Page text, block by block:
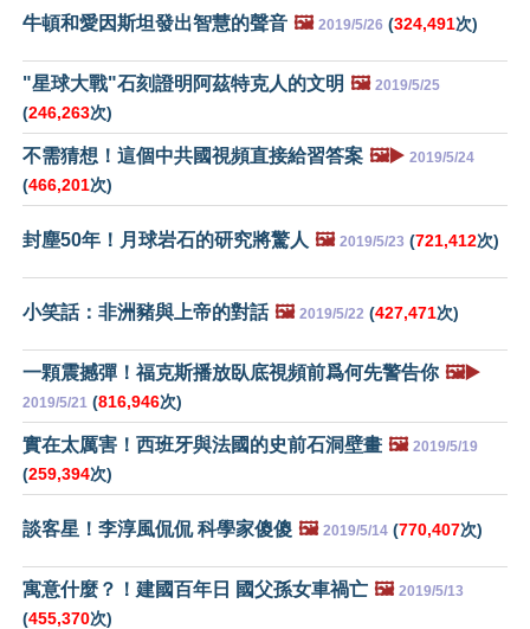
牛頓和愛因斯坦發出智慧的聲音 🖼️ 2019/5/26 (324,491次)
"星球大戰"石刻證明阿茲特克人的文明 🖼️ 2019/5/25
(246,263次)
不需猜想！這個中共國視頻直接給習答案 🖼️▶️ 2019/5/24
(466,201次)
封塵50年！月球岩石的研究將驚人 🖼️ 2019/5/23 (721,412次)
小笑話：非洲豬與上帝的對話 🖼️ 2019/5/22 (427,471次)
一顆震撼彈！福克斯播放臥底視頻前爲何先警告你 🖼️▶️
2019/5/21 (816,946次)
實在太厲害！西班牙與法國的史前石洞壁畫 🖼️ 2019/5/19
(259,394次)
談客星！李淳風侃侃 科學家傻傻 🖼️ 2019/5/14 (770,407次)
寓意什麼？！建國百年日 國父孫女車禍亡 🖼️ 2019/5/13
(455,370次)